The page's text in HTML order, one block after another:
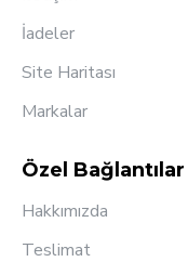
Ağırlık
Kapasitesi
Motor Modeli
Basınç
İadeler
Site Haritası
Markalar
Özel Bağlantılar
Hakkımızda
Teslimat